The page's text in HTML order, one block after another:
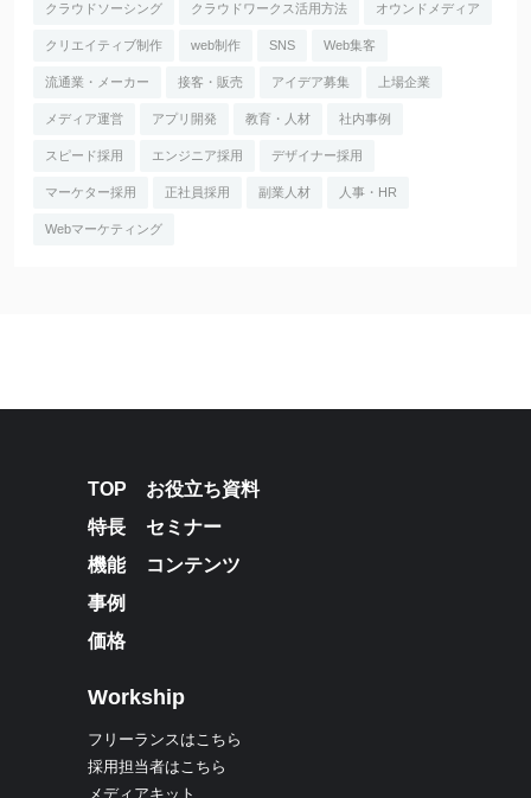
クラウドソーシング クラウドワークス活用方法 オウンドメディア
クリエイティブ制作 web制作 SNS Web集客
流通業・メーカー 接客・販売 アイデア募集 上場企業
メディア運営 アプリ開発 教育・人材 社内事例
スピード採用 エンジニア採用 デザイナー採用
マーケター採用 正社員採用 副業人材 人事・HR
Webマーケティング
TOP
特長
機能
事例
価格
お役立ち資料
セミナー
コンテンツ
Workship
フリーランスはこちら
採用担当者はこちら
メディアキット